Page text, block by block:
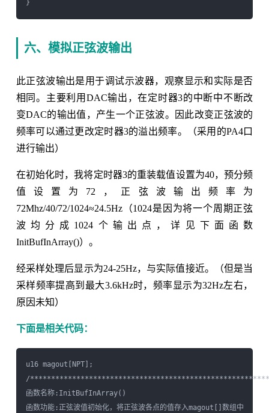
六、模拟正弦波输出
此正弦波输出是用于调试示波器，观察显示和实际是否
相同。主要利用DAC输出，在定时器3的中断中不断改
变DAC的输出值，产生一个正弦波。因此改变正弦波的
频率可以通过更改定时器3的溢出频率。（采用的PA4口
进行输出）
在初始化时，我将定时器3的重装载值设置为40，预分频
值设置为72，正弦波输出频率为
72Mhz/40/72/1024≈24.5Hz（1024是因为将一个周期正弦
波均分成1024个输出点，详见下面函数
InitBufInArray()）。
经采样处理后显示为24-25Hz，与实际值接近。（但是当
采样频率提高到最大3.6kHz时，频率显示为32Hz左右，
原因未知）
下面是相关代码：
u16 magout[NPT];
/
函数名称:InitBufInArray()
函数功能:正弦波值初始化，将正弦波各点的值存入magout[]数组中